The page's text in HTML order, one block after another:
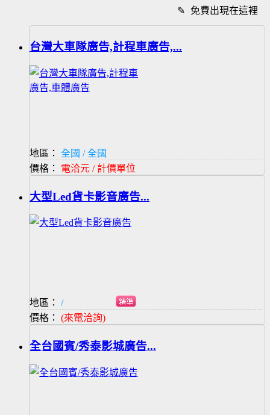
✎ 免費出現在這裡
台灣大車隊廣告,計程車廣告,...
地區：
全國 / 全國
價格： 電洽元 / 計價單位
大型Led貨卡影音廣告...
地區：
/
價格： (來電洽詢)
全台國賓/秀泰影城廣告...